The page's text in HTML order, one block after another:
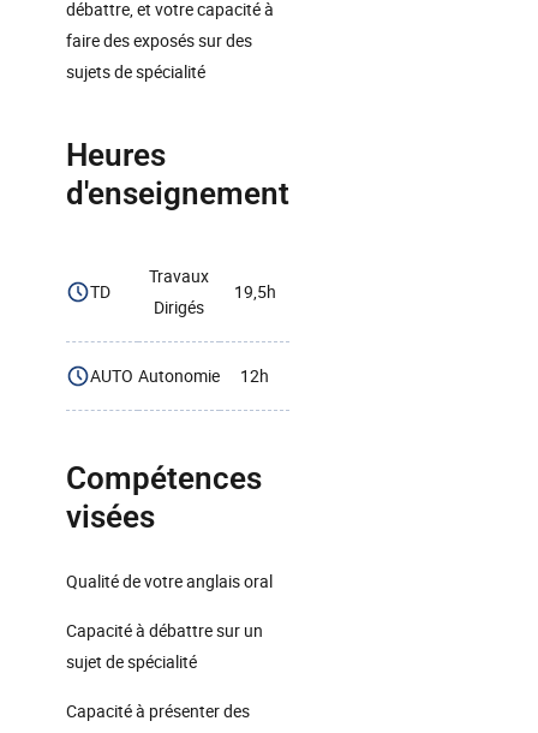
débattre, et votre capacité à
faire des exposés sur des
sujets de spécialité
Heures
d'enseignement
TD
Travaux
Dirigés
19,5h
AUTO Autonomie 12h
Compétences
visées
Qualité de votre anglais oral
Capacité à débattre sur un
sujet de spécialité
Capacité à présenter des